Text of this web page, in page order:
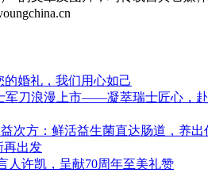
婚礼，我们用心如己
军刀浪漫上市——凝萃瑞士匠心，
次方：鲜活益生菌直达肠道，养出
再出发
人许凯，呈献70周年至美礼赞